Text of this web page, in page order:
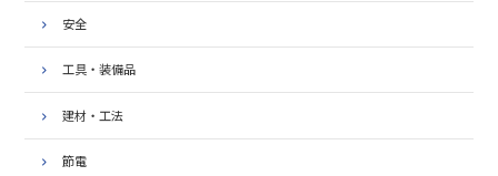
安全
工具・装備品
建材・工法
節電